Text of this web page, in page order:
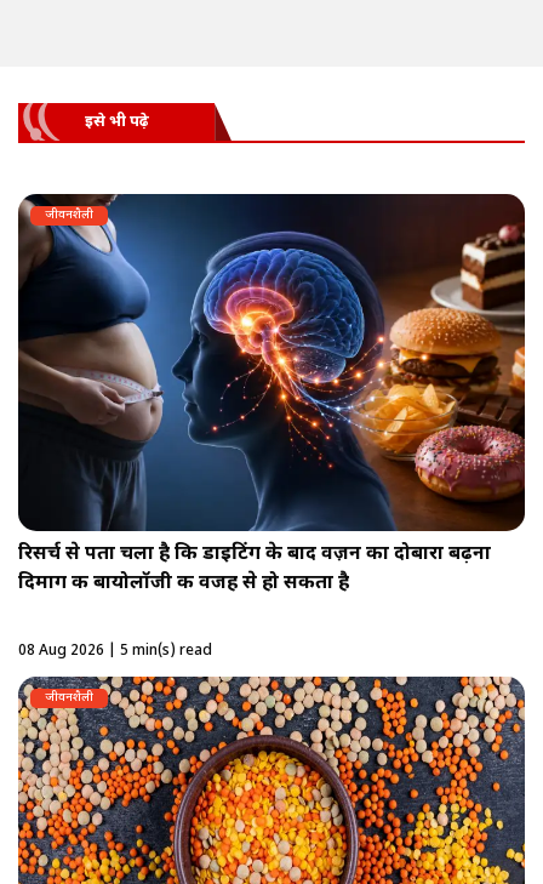
इसे भी पढ़े
जीवनशैली
रिसर्च से पता चला है कि डाइटिंग के बाद वज़न का दोबारा बढ़ना
दिमाग की बायोलॉजी की वजह से हो सकता है
08 Aug 2026 | 5 min(s) read
जीवनशैली